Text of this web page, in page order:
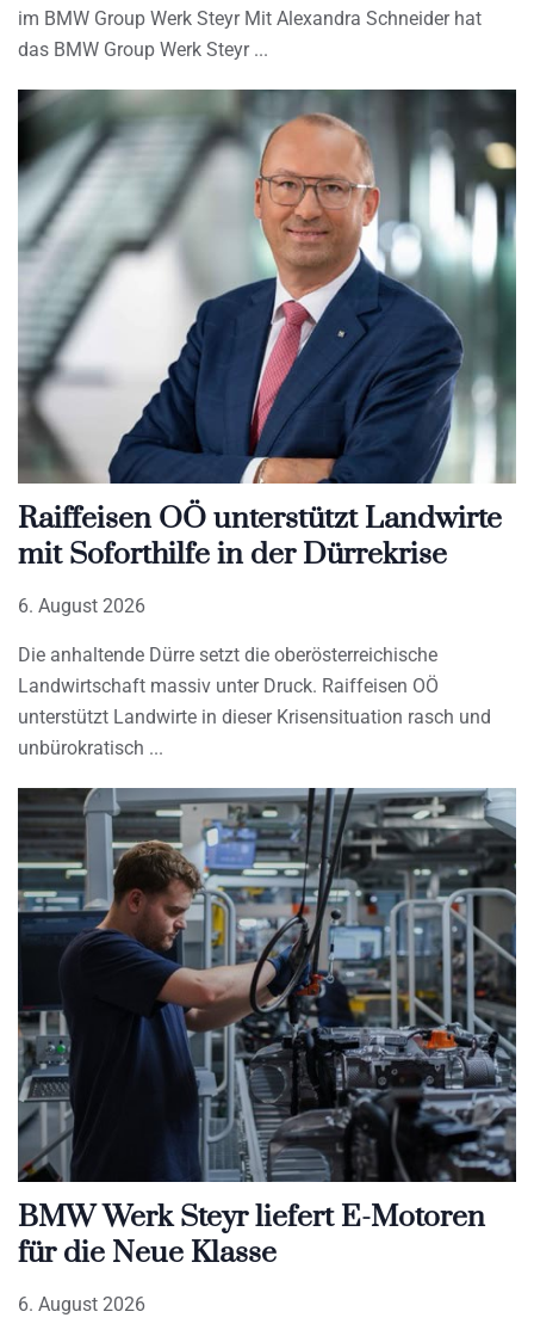
im BMW Group Werk Steyr Mit Alexandra Schneider hat
das BMW Group Werk Steyr
Raiffeisen OÖ unterstützt Landwirte
mit Soforthilfe in der Dürrekrise
6. August 2026
Die anhaltende Dürre setzt die oberösterreichische
Landwirtschaft massiv unter Druck. Raiffeisen OÖ
unterstützt Landwirte in dieser Krisensituation rasch und
unbürokratisch
BMW Werk Steyr liefert E-Motoren
für die Neue Klasse
6. August 2026